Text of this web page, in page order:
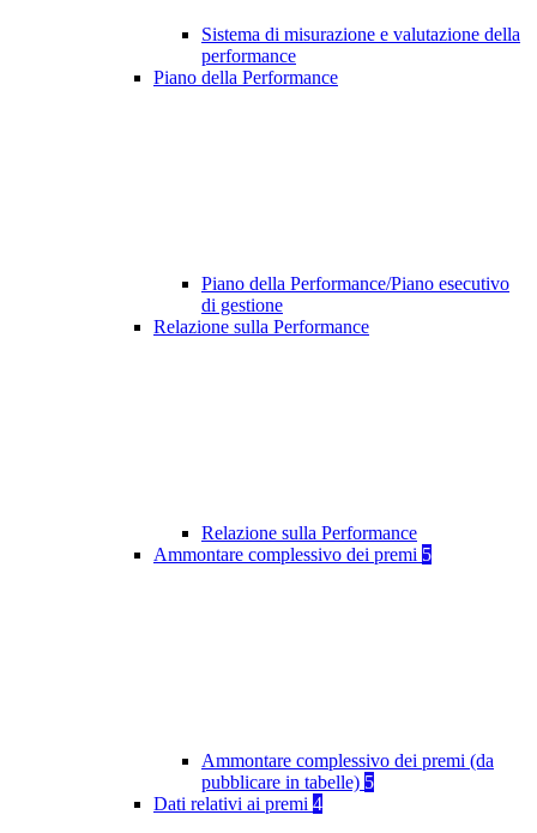
Sistema di misurazione e valutazione della
performance
Piano della Performance
Piano della Performance/Piano esecutivo
di gestione
Relazione sulla Performance
Relazione sulla Performance
Ammontare complessivo dei premi 5
Ammontare complessivo dei premi (da
pubblicare in tabelle) 5
Dati relativi ai premi 4